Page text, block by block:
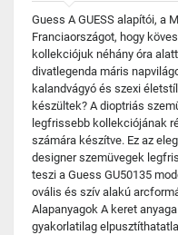
Guess A GUESS alapítói, a
Franciaországot, hogy
kollekciójuk néhány óra
divatlegenda máris
kalandvágyó és szexi
készültek? A dioptriás
legfrissebb kollekciójának
számára készítve. Ez az
designer szemüvegek
teszi a Guess GU50135
ovális és szív alakú
Alapanyagok A keret
gyakorlatilag